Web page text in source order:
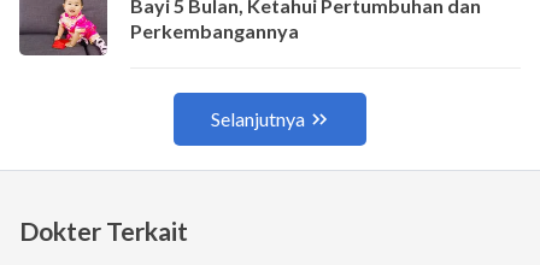
Dokter Terkait